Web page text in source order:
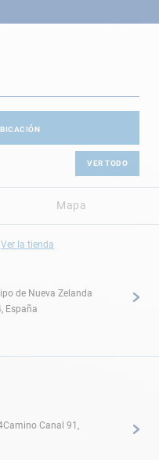
VER TODO
Mapa
Ver la tienda
de Nueva Zelanda
España
Canal 91,